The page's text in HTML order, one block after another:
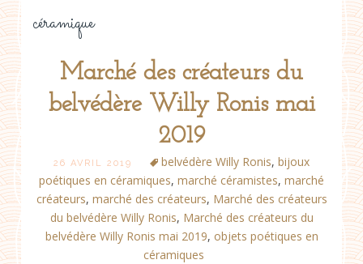
céramique
Marché des créateurs du
belvédère Willy Ronis mai
2019
26 AVRIL 2019 belvédère Willy Ronis, bijoux
poétiques en céramiques, marché céramistes, marché
créateurs, marché des créateurs, Marché des créateurs
du belvédère Willy Ronis, Marché des créateurs du
belvédère Willy Ronis mai 2019, objets poétiques en
céramiques